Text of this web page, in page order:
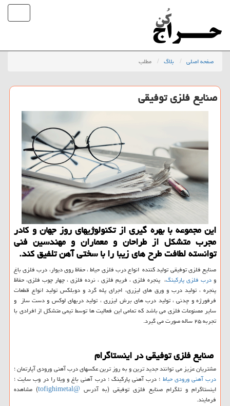
صفحه اصلی بلاگ مطلب
صنایع فلزی توفیقی
این مجموعه با بهره گیری از تكنولوژیهای روز جهان و كادر
مجرب متشكل از طراحان و معماران و مهندسین فنی
توانسته لطافت طرح های زیبا را با سختی آهن تلفیق كند.
صنایع فلزی توفیقی تولید کننده انواع درب فلزی حیاط ، حفاظ روی دیوار، درب فلزی باغ
ودرب فلزی پارکینگ، پنجره فلزی ، فریم فلزی ، نرده فلزی ، چهار چوب فلزی، حفاظ
پنجره ، تولید درب و ورق های لیزری، اجرای پله گرد و دوبلکس تولید انواع قطعات
فرفورژه و چدنی ، تولید درب های برش لیزری ، تولید دربهای لوکس و دست ساز و
سایر مصنوعات فلزی می باشد که تمامی این فعالیت ها توسط تیمی متشکل از افرادی با
تجربه ۲۵ ساله صورت می گیرد.
صنایع فلزی توفیقی در اینستاگرام
مشتریان عزیز می توانند جدید ترین و به روز ترین عکسهای درب آهنی ورودی آپارتمان ؛
درب آهنی ورودی حیاط ؛ درب آهنی پارکینگ ؛ درب آهنی باغ و ویلا را در وب سایت ؛
اینستاگرام و تلگرام صنایع فلزی توفیقی (به آدرس @tofighimetal
) مشاهده
فرمایند.